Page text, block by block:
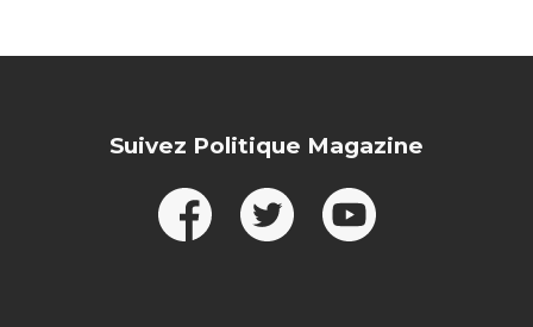
Suivez Politique Magazine